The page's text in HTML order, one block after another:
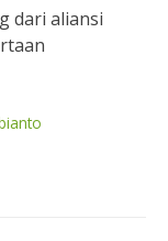
dari aliansi